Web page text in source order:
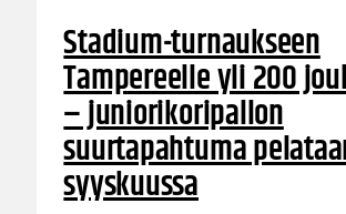
Stadium-turnaukseen
Tampereelle yli 200
– juniorikoripallon
suurtapahtuma
syyskuussa